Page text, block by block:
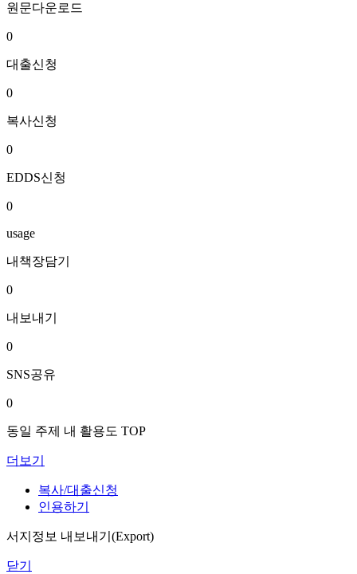
원문다운로드
0
대출신청
0
복사신청
0
EDDS신청
0
usage
내책장담기
0
내보내기
0
SNS공유
0
동일 주제 내 활용도 TOP
더보기
복사/대출신청
인용하기
서지정보 내보내기(Export)
닫기